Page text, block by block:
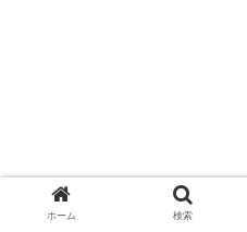
ホーム 検索